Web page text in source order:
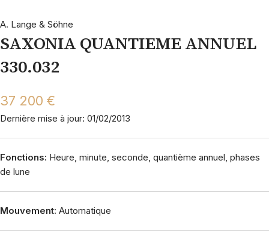
A. Lange & Söhne
SAXONIA QUANTIEME ANNUEL
330.032
37 200 €
Dernière mise à jour: 01/02/2013
Fonctions: Heure, minute, seconde, quantième annuel, phases
de lune
Mouvement: Automatique